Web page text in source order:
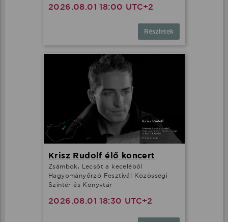
2026.08.01 18:00 UTC+2
Részletek
Krisz Rudolf élő koncert
Zsámbok, Lecsót a keceléből
Hagyományőrző Fesztivál Közösségi
Színtér és Könyvtár
2026.08.01 18:30 UTC+2